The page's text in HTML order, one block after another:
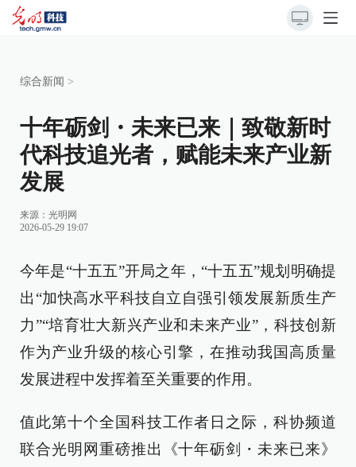
综合新闻 >
十年砺剑・未来已来｜致敬新时
代科技追光者，赋能未来产业新
发展
来源： 光明网
2026-05-29 19:07
今年是“十五五”开局之年，“十五五”规划明确提
出“加快高水平科技自立自强引领发展新质生产
力”“培育壮大新兴产业和未来产业”，科技创新
作为产业升级的核心引擎，在推动我国高质量
发展进程中发挥着至关重要的作用。
值此第十个全国科技工作者日之际，科协频道
联合光明网重磅推出《十年砺剑・未来已来》